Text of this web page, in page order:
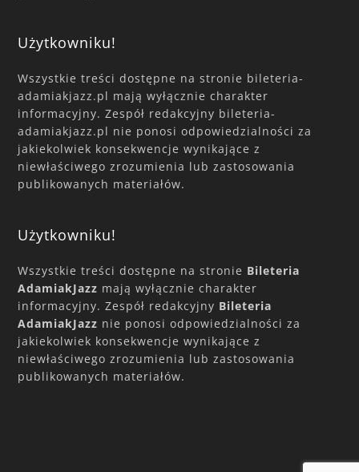
Użytkowniku!
Wszystkie treści dostępne na stronie bileteria-
adamiakjazz.pl mają wyłącznie charakter
informacyjny. Zespół redakcyjny bileteria-
adamiakjazz.pl nie ponosi odpowiedzialności za
jakiekolwiek konsekwencje wynikające z
niewłaściwego zrozumienia lub zastosowania
publikowanych materiałów.
Użytkowniku!
Wszystkie treści dostępne na stronie Bileteria
AdamiakJazz mają wyłącznie charakter
informacyjny. Zespół redakcyjny Bileteria
AdamiakJazz nie ponosi odpowiedzialności za
jakiekolwiek konsekwencje wynikające z
niewłaściwego zrozumienia lub zastosowania
publikowanych materiałów.